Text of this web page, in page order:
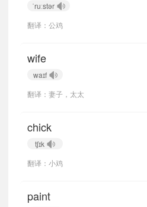
ˈruːstər
翻译：公鸡
wife
waɪf
翻译：妻子，太太
chick
tʃɪk
翻译：小鸡
paint